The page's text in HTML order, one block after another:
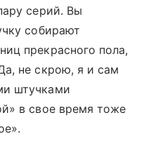
серий. Вы
собирают
прекрасного пола,
не скрою, я и сам
штучками
в свое время тоже